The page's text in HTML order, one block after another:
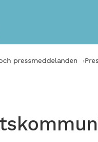
pressmeddelanden